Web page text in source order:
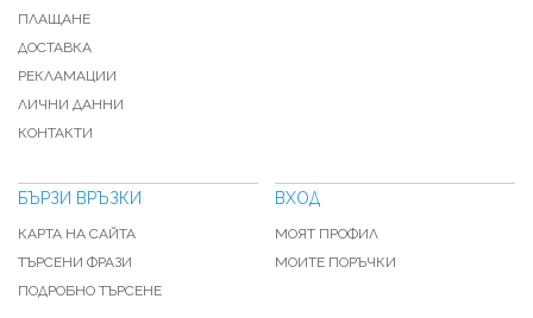
ПЛАЩАНЕ
ДОСТАВКА
РЕКЛАМАЦИИ
ЛИЧНИ ДАННИ
КОНТАКТИ
БЪРЗИ ВРЪЗКИ
КАРТА НА САЙТА
ТЪРСЕНИ ФРАЗИ
ПОДРОБНО ТЪРСЕНЕ
ВХОД
МОЯТ ПРОФИЛ
МОИТЕ ПОРЪЧКИ